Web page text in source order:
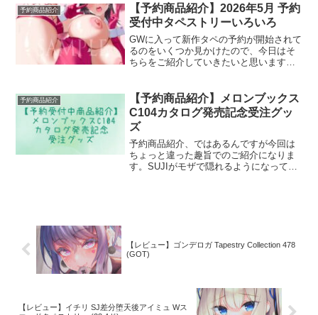
らないよう、今日も猫りん堂さんの予約
開始グッズを紹...
予約商品紹介
【予約商品紹介】2026年5月 予約
受付中タペストリーいろいろ
GWに入って新作タペの予約が開始されて
るのをいくつか見かけたので、今日はそ
ちらをご紹介していきたいと思います！
🎵予約受付中：締切日設定なし①水原優
さんまずは予約締切...
予約商品紹介
【予約商品紹介】メロンブックス
C104カタログ発売記念受注グッ
ズ
予約商品紹介、ではあるんですが今回は
ちょっと違った趣旨でのご紹介になりま
す。SUJIがモザで隠れるようになって久
【レビュー】ゴンデロガ Tapestry Collection 478
(GOT)
【レビュー】イチリ SJ差分堕天後アイミュ Wス